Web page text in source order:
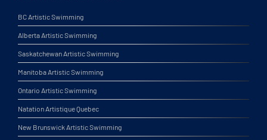
BC Artistic Swimming
Alberta Artistic Swimming
Saskatchewan Artistic Swimming
Manitoba Artistic Swimming
Ontario Artistic Swimming
Natation Artistique Quebec
New Brunswick Artistic Swimming